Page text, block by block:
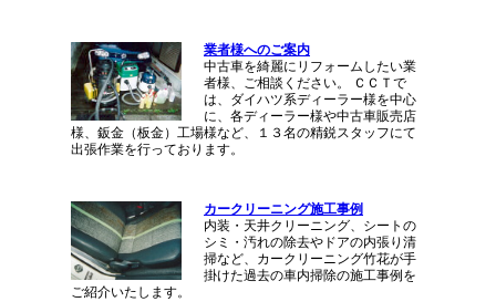
業者様へのご案内
中古車を綺麗にリフォームしたい業
者様、ご相談ください。 ＣＣＴで
は、ダイハツ系ディーラー様を中心
に、各ディーラー様や中古車販売店
様、鈑金（板金）工場様など、１３名の精鋭スタッフにて
出張作業を行っております。
カークリーニング施工事例
内装・天井クリーニング、シートの
シミ・汚れの除去やドアの内張り清
掃など、カークリーニング竹花が手
掛けた過去の車内掃除の施工事例を
ご紹介いたします。